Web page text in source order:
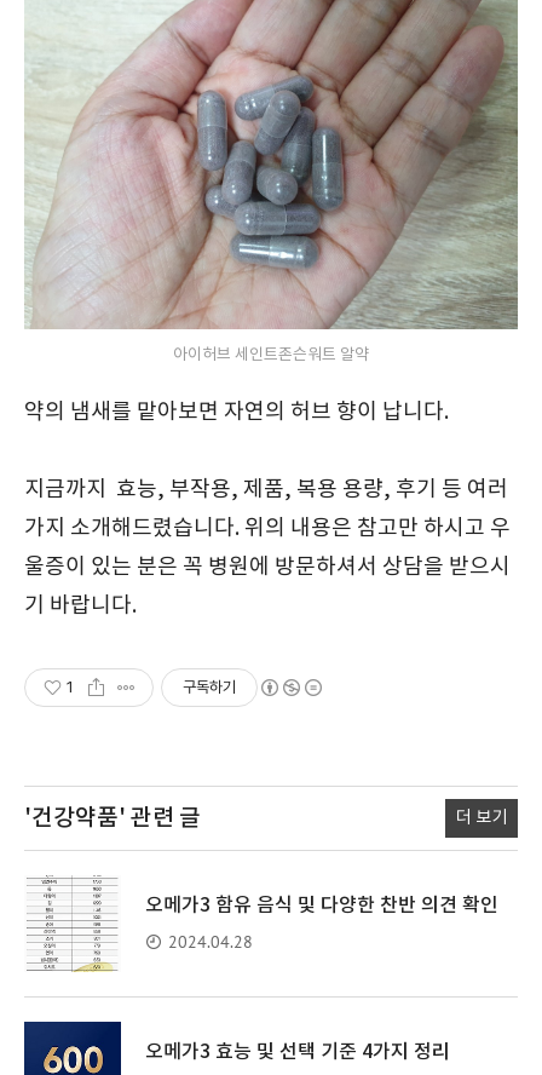
아이허브 세인트존슨워트 알약
약의 냄새를 맡아보면 자연의 허브 향이 납니다.
지금까지 효능, 부작용, 제품, 복용 용량, 후기 등 여러
가지 소개해드렸습니다. 위의 내용은 참고만 하시고 우
울증이 있는 분은 꼭 병원에 방문하셔서 상담을 받으시
기 바랍니다.
1 구독하기
'건강약품' 관련 글 더 보기
오메가3 함유 음식 및 다양한 찬반 의견 확인
2024.04.28
오메가3 효능 및 선택 기준 4가지 정리